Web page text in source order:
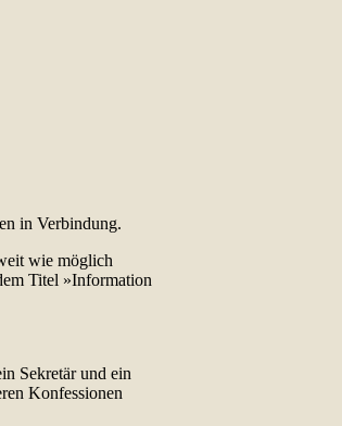
in Verbindung.
wie möglich
Titel »Information
Sekretär und ein
Konfessionen